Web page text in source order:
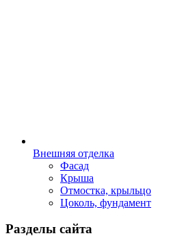
Внешняя отделка
Фасад
Крыша
Отмостка, крыльцо
Цоколь, фундамент
Разделы сайта